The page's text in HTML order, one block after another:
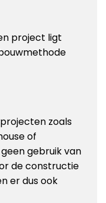
project ligt
zoals
of
gebruik van
de constructie
er dus ook